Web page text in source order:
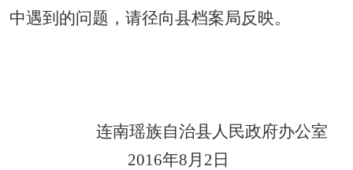
中遇到的问题，请径向县档案局反映。
连南瑶族自治县人民政府办公室
2016年8月2日